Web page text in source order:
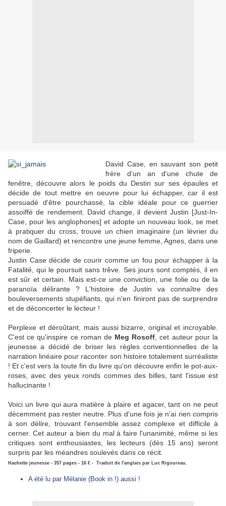
David Case, en sauvant son petit
frère d'un an d'une chute de
fenêtre, découvre alors le poids du Destin sur ses épaules et
décide de tout mettre en oeuvre pour lui échapper, car il est
persuadé d'être pourchassé, la cible idéale pour ce guerrier
assoiffé de rendement. David change, il devient Justin [Just-In-
Case, pour les anglophones] et adopte un nouveau look, se met
à pratiquer du cross, trouve un chien imaginaire (un lévrier du
nom de Gaillard) et rencontre une jeune femme, Agnes, dans une
friperie.
Justin Case décide de courir comme un fou pour échapper à la
Fatalité, qui le poursuit sans trêve. Ses jours sont comptés, il en
est sûr et certain. Mais est-ce une conviction, une folie ou de la
paranoïa délirante ? L'histoire de Justin va connaître des
bouleversements stupéfiants, qui n'en finiront pas de surprendre
et de déconcerter le lecteur !
Perplexe et déroûtant, mais aussi bizarre, original et incroyable.
C'est ce qu'inspire ce roman de Meg Rosoff , cet auteur pour la
jeunesse a décidé de briser les règles conventionnelles de la
narration linéaire pour raconter son histoire totalement surréaliste
! Et c'est vers la toute fin du livre qu'on découvre enfin le pot-aux-
roses, avec des yeux ronds commes des billes, tant l'issue est
hallucinante !
Voici un livre qui aura matière à plaire et agacer, tant on ne peut
décemment pas rester neutre. Plus d'une fois je n'ai rien compris
à son délire, trouvant l'ensemble assez complexe et difficile à
cerner. Cet auteur a bien du mal à faire l'unanimité, même si les
critiques sont enthousiastes, les lecteurs (dès 15 ans) seront
surpris par les méandres soulevés dans ce récit.
Hachette jeunesse - 357 pages - 16 € - Traduit de l'anglais par Luc Rigoureau.
A été lu par Mélanie (Book in !) aussi !